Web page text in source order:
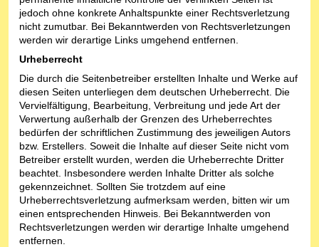
jedoch ohne konkrete Anhaltspunkte einer Rechtsverletzung
nicht zumutbar. Bei Bekanntwerden von Rechtsverletzungen
werden wir derartige Links umgehend entfernen.
Urheberrecht
Die durch die Seitenbetreiber erstellten Inhalte und Werke auf
diesen Seiten unterliegen dem deutschen Urheberrecht. Die
Vervielfältigung, Bearbeitung, Verbreitung und jede Art der
Verwertung außerhalb der Grenzen des Urheberrechtes
bedürfen der schriftlichen Zustimmung des jeweiligen Autors
bzw. Erstellers. Soweit die Inhalte auf dieser Seite nicht vom
Betreiber erstellt wurden, werden die Urheberrechte Dritter
beachtet. Insbesondere werden Inhalte Dritter als solche
gekennzeichnet. Sollten Sie trotzdem auf eine
Urheberrechtsverletzung aufmerksam werden, bitten wir um
einen entsprechenden Hinweis. Bei Bekanntwerden von
Rechtsverletzungen werden wir derartige Inhalte umgehend
entfernen.